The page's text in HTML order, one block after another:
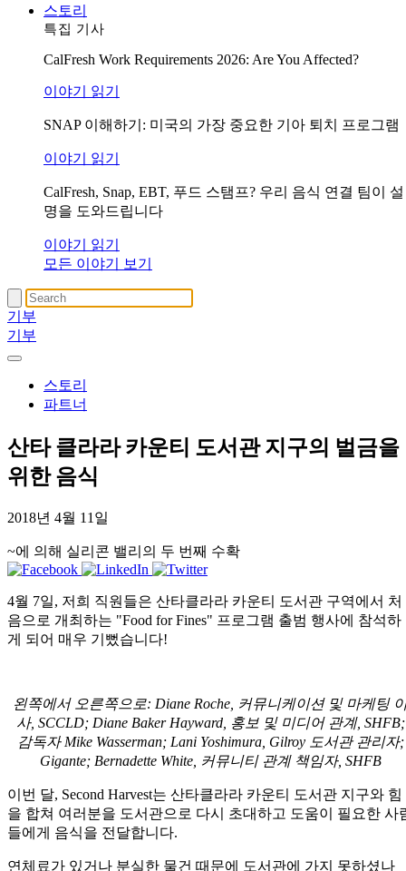
스토리
특집 기사
CalFresh Work Requirements 2026: Are You Affected?
이야기 읽기
SNAP 이해하기: 미국의 가장 중요한 기아 퇴치 프로그램
이야기 읽기
CalFresh, Snap, EBT, 푸드 스탬프? 우리 음식 연결 팀이 설
명을 도와드립니다
이야기 읽기
모든 이야기 보기
기부
기부
스토리
파트너
산타 클라라 카운티 도서관 지구의 벌금을
위한 음식
2018년 4월 11일
~에 의해 실리콘 밸리의 두 번째 수확
4월 7일, 저희 직원들은 산타클라라 카운티 도서관 구역에서 처
음으로 개최하는 "Food for Fines" 프로그램 출범 행사에 참석하
게 되어 매우 기뻤습니다!
왼쪽에서 오른쪽으로: Diane Roche, 커뮤니케이션 및 마케팅
사, SCCLD; Diane Baker Hayward, 홍보 및 미디어 관계, SHFB;
감독자 Mike Wasserman; Lani Yoshimura, Gilroy 도서관 관리자;
Gigante; Bernadette White, 커뮤니티 관계 책임자, SHFB
이번 달, Second Harvest는 산타클라라 카운티 도서관 지구와 힘
을 합쳐 여러분을 도서관으로 다시 초대하고 도움이 필요한 사
들에게 음식을 전달합니다.
연체료가 있거나 분실한 물건 때문에 도서관에 가지 못하셨나